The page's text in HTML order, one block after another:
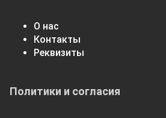
О нас
Контакты
Реквизиты
Политики и согласия